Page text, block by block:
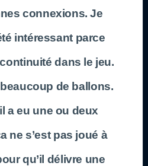
connexions. Je
intéressant parce
dans le jeu.
de ballons.
a eu une ou deux
ne s’est pas joué à
qu’il délivre une